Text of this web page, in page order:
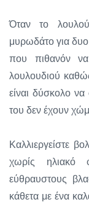
Όταν το
μυρωδάτο για
που πιθανόν να
λουλουδιού
είναι δύσκολο να
του δεν έχουν
Καλλιεργείστε
χωρίς ηλιακό
εύθραυστους
κάθετα με ένα